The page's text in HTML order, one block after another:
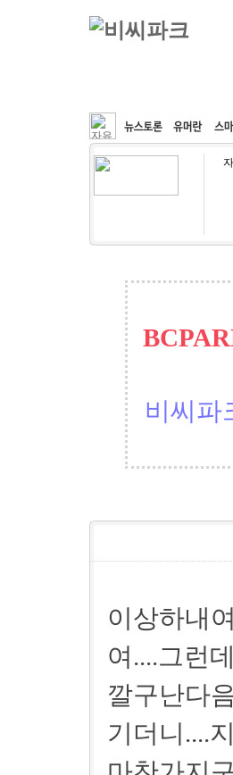
커뮤니티 속도패치
비씨파
이상하내
여....그런
깔구난다
기더니....